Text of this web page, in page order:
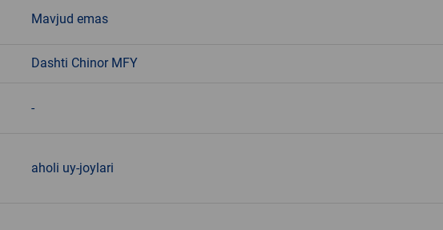
Mavjud emas
Dashti Chinor MFY
-
aholi uy-joylari